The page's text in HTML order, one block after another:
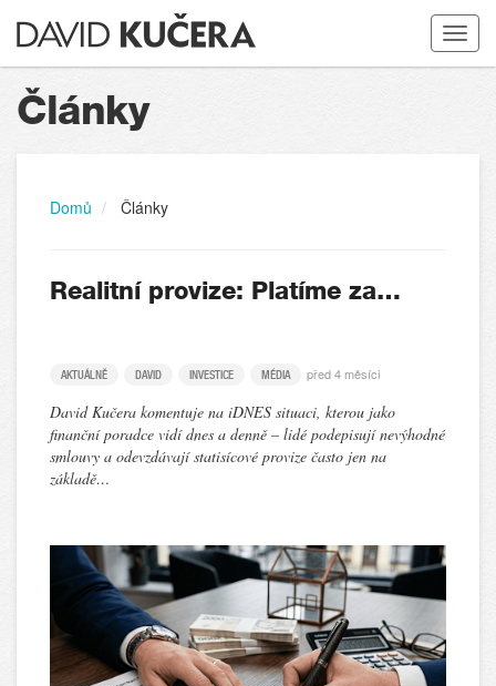
Toggle
Články
Domů Články
Realitní provize: Platíme za…
AKTUÁLNĚ DAVID INVESTICE MÉDIA před 4 měsíci
David Kučera komentuje na iDNES situaci, kterou jako
finanční poradce vidí dnes a denně – lidé podepisují nevýhodné
smlouvy a odevzdávají statisícové provize často jen na
základě…